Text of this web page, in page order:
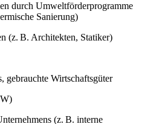
durch Umweltförderprogramme
Sanierung)
(z. B. Architekten, Statiker)
gebrauchte Wirtschaftsgüter
(z. B. interne